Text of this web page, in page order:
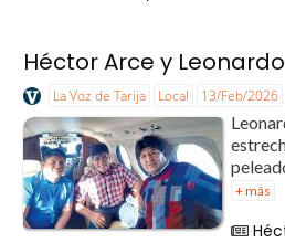
Héctor Arce y
La Voz de Tarija Local 13/Feb/2026
+ más